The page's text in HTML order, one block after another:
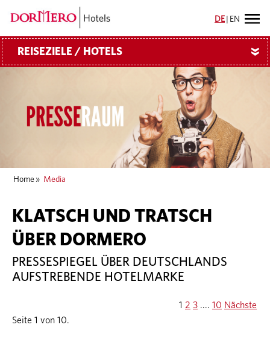
DE EN
REISEZIELE / HOTELS »
Home » Media
KLATSCH UND TRATSCH
ÜBER DORMERO
PRESSESPIEGEL ÜBER DEUTSCHLANDS
AUFSTREBENDE HOTELMARKE
Seite 1 von 10.
1 2 3 .... 10 Nächste